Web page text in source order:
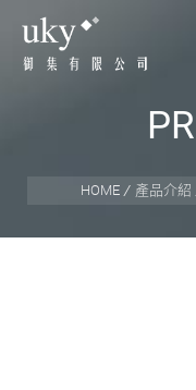
PR
HOME 產品介紹